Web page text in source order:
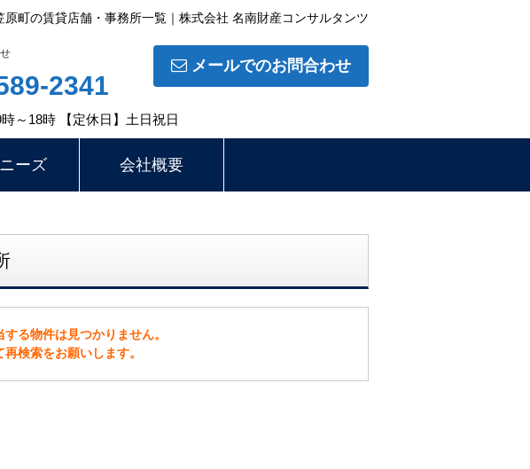
原町の賃貸店舗・事務所一覧｜株式会社 名南財産コンサルタンツ
メールでのお問合わせ
2341
時～18時 【定休日】土日祝日
ーズ 会社概要
る物件は見つかりません。
検索をお願いします。